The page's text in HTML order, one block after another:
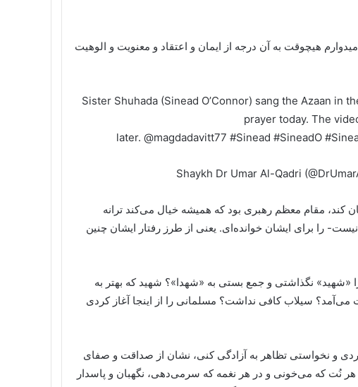
هیچوقت به آن درجه از ایمان و اعتقاد و معنویت و الوهیت
Sister Shuhada (Sinead O’Connor) sang the Azaan
prayer today. The
later. @magdadavitt77 #Sinead #SineadO
مقام معظم رهبری بود که همیشه خیال می‌کند ترانه
را برای ایشان خوانده‌ای. یعنی از طرز رفتار ایشان چنین
نگذاشتی و جمع بستی به «شهدا»؟ شهید که بهتر به
سیلاب کافی نداشت؟ مسلمانی را از اینجا آغاز کردی
و نخواستی تظاهر به آزادگی کنی، نشان از صداقت و صفای
نُت که می‌خونی و در هر نغمه که سرمی‌دهی، نگهبان و پاسدار